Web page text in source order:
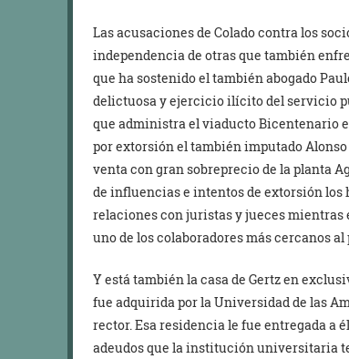
Las acusaciones de Colado contra los
independencia de otras que también
que ha sostenido el también abogado
delictuosa y ejercicio ilícito del servicio
que administra el viaducto Bicentenario
por extorsión el también imputado
venta con gran sobreprecio de la planta
de influencias e intentos de extorsión los
relaciones con juristas y jueces
uno de los colaboradores más cercanos
Y está también la casa de Gertz en
fue adquirida por la Universidad de las
rector. Esa residencia le fue entregada a
adeudos que la institución universitaria